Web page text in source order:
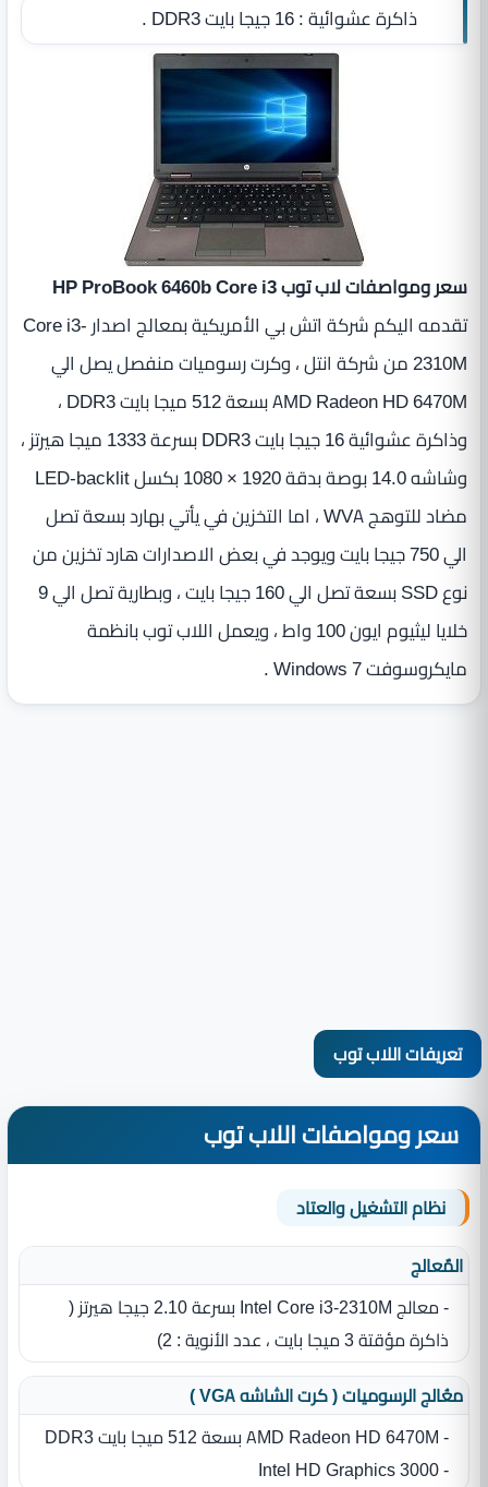
ذاكرة عشوائية :16 جيجا بايت DDR3 .
سعر ومواصفات لاب توب HP ProBook 6460b Core i3
تقدمه اليكم شركة اتش بي الأمريكية بمعالج اصدار Core i3-
2310M من شركة انتل ، وكرت رسوميات منفصل يصل الي
AMD Radeon HD 6470M بسعة 512 ميجا بايت DDR3 ،
وذاكرة عشوائية 16 جيجا بايت DDR3 بسرعة 1333 ميجا هيرتز ،
وشاشه 14.0 بوصة بدقة 1920 × 1080 بكسل LED-backlit
مضاد للتوهج WVA ، اما التخزين في يأتي بهارد بسعة تصل
الي 750 جيجا بايت ويوجد في بعض الاصدارات هارد تخزين من
نوع SSD بسعة تصل الي 160 جيجا بايت ، وبطارية تصل الي 9
خلايا ليثيوم ايون 100 واط ، ويعمل اللاب توب بانظمة
مايكروسوفت Windows 7 .
تعريفات اللاب توب
سعر ومواصفات اللاب توب
نظام التشغيل والعتاد
المٌعالج
- معالج Intel Core i3-2310M بسرعة 2.10 جيجا هيرتز (
ذاكرة مؤقتة 3 ميجا بايت ، عدد الأنوية : 2)
معُالج الرسوميات ( كرت الشاشه VGA )
- AMD Radeon HD 6470M بسعة 512 ميجا بايت DDR3
- Intel HD Graphics 3000